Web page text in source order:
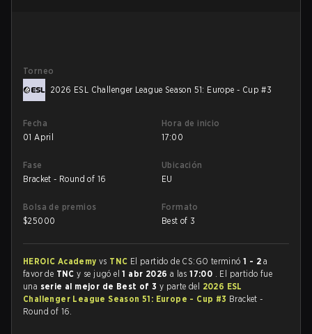
Torneo
2026 ESL Challenger League Season 51: Europe - Cup #3
Fecha
01 April
Hora de inicio
17:00
Fase
Bracket - Round of 16
Ubicación
EU
Bolsa de premios
$25000
Formato
Best of 3
HEROIC Academy vs TNC El partido de CS:GO terminó1 - 2 a
favor de TNCy se jugó el1 abr 2026 a las17:00 . El partido fue
una serie al mejor de Best of 3 y parte del 2026 ESL
Challenger League Season 51: Europe - Cup #3 Bracket -
Round of 16.